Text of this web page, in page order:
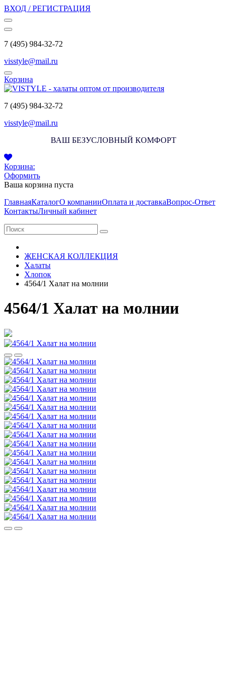
ВХОД / РЕГИСТРАЦИЯ
7 (495) 984-32-72
visstyle@mail.ru
Корзина
7 (495) 984-32-72
visstyle@mail.ru
ВАШ БЕЗУСЛОВНЫЙ КОМФОРТ
Корзина:
Оформить
Ваша корзина пуста
ГлавнаяКаталогО компанииОплата и доставкаВопрос-Ответ
КонтактыЛичный кабинет
ЖЕНСКАЯ КОЛЛЕКЦИЯ
Халаты
Хлопок
4564/1 Халат на молнии
4564/1 Халат на молнии